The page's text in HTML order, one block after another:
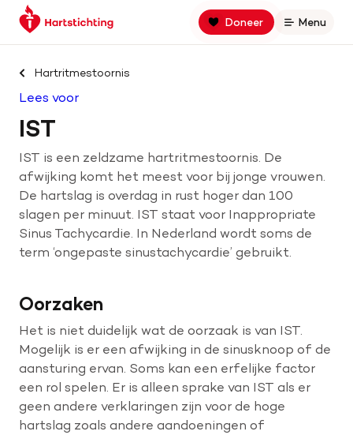
Spring
naar
Spring
naar
navigatie
Keer
terug
de
homepage
Doneer
Open
Menu
Zoek binnen hartstichting.nl
Zoeken
Hart- en vaatziekten
Oorzaken
Help mee met geld
Help mee met tijd
Hartritmestoornis
Lees voor
IST
IST is een zeldzame hartritmestoornis. De
afwijking komt het meest voor bij jonge vrouwen.
De hartslag is overdag in rust hoger dan 100
slagen per minuut. IST staat voor Inappropriate
Sinus Tachycardie. In Nederland wordt soms de
term ‘ongepaste sinustachycardie’ gebruikt.
Oorzaken
Het is niet duidelijk wat de oorzaak is van IST.
Mogelijk is er een afwijking in de sinusknoop of de
aansturing ervan. Soms kan een erfelijke factor
een rol spelen. Er is alleen sprake van IST als er
geen andere verklaringen zijn voor de hoge
hartslag zoals andere aandoeningen of